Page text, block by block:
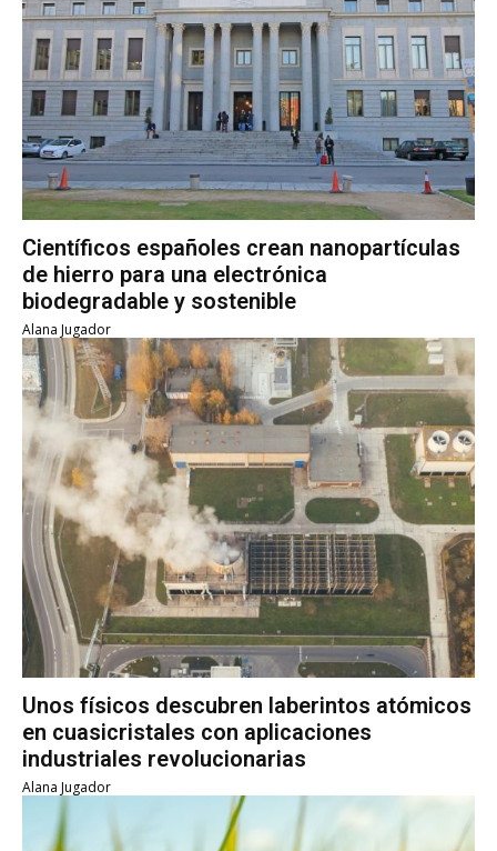
Científicos españoles crean nanopartículas
de hierro para una electrónica
biodegradable y sostenible
Alana Jugador
Unos físicos descubren laberintos atómicos
en cuasicristales con aplicaciones
industriales revolucionarias
Alana Jugador